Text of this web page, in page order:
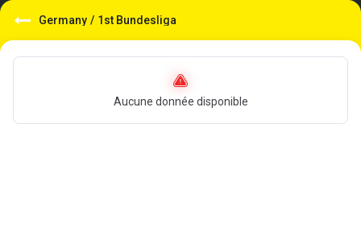
Germany / 1st Bundesliga
Aucune donnée disponible